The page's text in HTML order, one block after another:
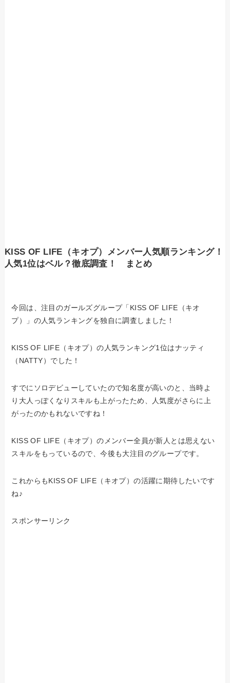
KISS OF LIFE（キオプ）メンバー人気順ランキング！
人気1位はベル？徹底調査！ まとめ
今回は、注目のガールズグループ「KISS OF LIFE（キオ
プ）」の人気ランキングを独自に調査しました！
KISS OF LIFE（キオプ）の人気ランキング1位はナッティ
（NATTY）でした！
すでにソロデビューしていたので知名度が高いのと、当時よ
り大人っぽくなりスキルも上がったため、人気度がさらに上
がったのかもれないですね！
KISS OF LIFE（キオプ）のメンバー全員が新人とは思えない
スキルをもっているので、今後も大注目のグループです。
これからもKISS OF LIFE（キオプ）の活躍に期待したいです
ね♪
スポンサーリンク